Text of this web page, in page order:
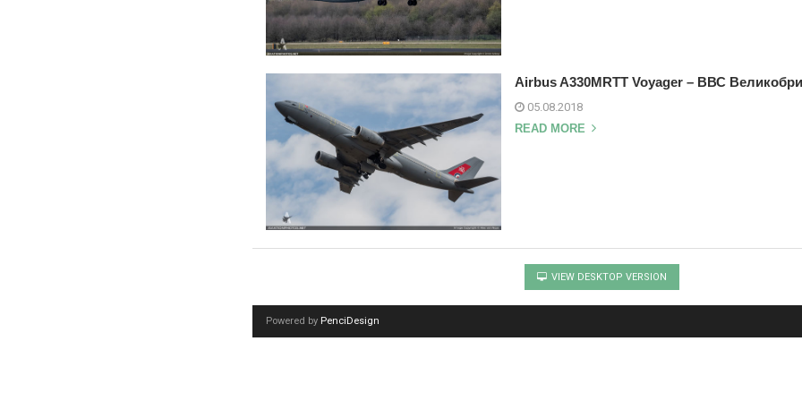
Airbus A330MRTT Voyager – ВВС
05.08.2018
READ MORE
VIEW DESKTOP VERSION
Powered by PenciDesign